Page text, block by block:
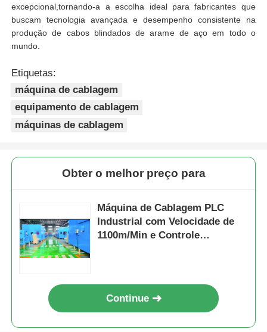
excepcional,tornando-a a escolha ideal para fabricantes que
buscam tecnologia avançada e desempenho consistente na
produção de cabos blindados de arame de aço em todo o
mundo.
Etiquetas:
máquina de cablagem
equipamento de cablagem
máquinas de cablagem
Obter o melhor preço para
Máquina de Cablagem PLC
Industrial com Velocidade de
1100m/Min e Controle
Continue